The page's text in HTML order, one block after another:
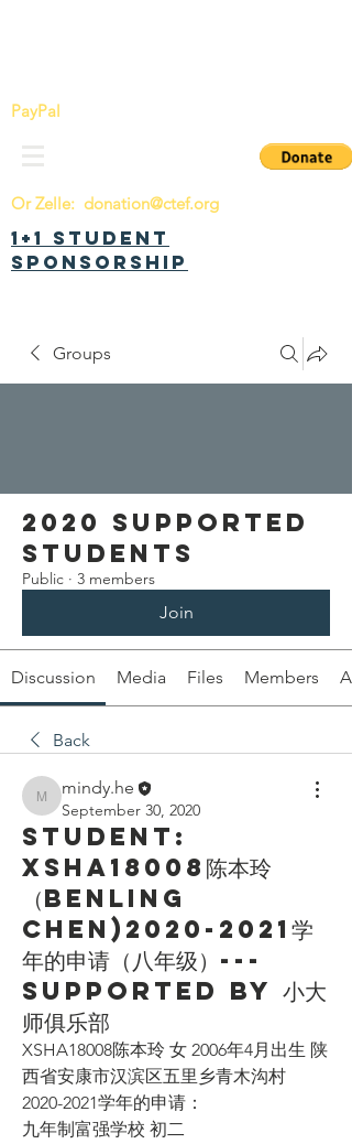
PayPal
Or Zelle: donation@ctef.org
1+1 Student
Sponsorship
Groups
2020 Supported
students
Public · 3 members
Join
Discussion Media Files Members
Back
mindy.he
mindy.he
September 30, 2020
Student:
XSHA18008陈本玲
（Benling
Chen)2020-2021学
年的申请（八年级）---
Supported by 小大
师俱乐部
XSHA18008陈本玲 女 2006年4月出生 陕
西省安康市汉滨区五里乡青木沟村
2020-2021学年的申请：
九年制富强学校 初二